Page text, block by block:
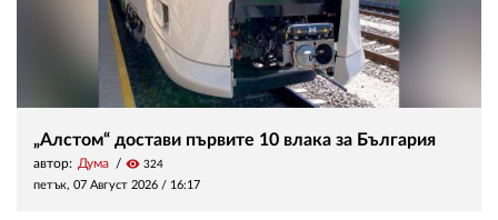
„Алстом“ достави първите 10 влака за България
автор: Дума visibility 324
петък, 07 Август 2026 / 16:17